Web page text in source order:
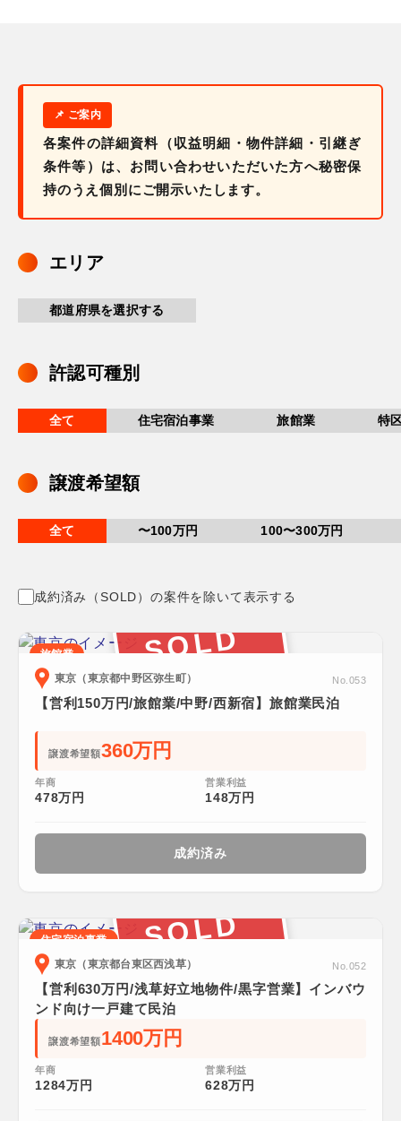
各案件の詳細資料（収益明細・物件詳細・引継ぎ
条件等）は、お問い合わせいただいた方へ秘密保
持のうえ個別にご開示いたします。
エリア
都道府県を選択する
許認可種別
全て 住宅宿泊事業 旅館業 特
譲渡希望額
全て 〜100万円 100〜300万円
成約済み（SOLD）の案件を除いて表示する
SOLD
旅館業
東京（東京都中野区弥生町）
No.053
【営利150万円/旅館業/中野/西新宿】旅館業民泊
譲渡希望額360万円
年商
478万円
営業利益
148万円
成約済み
SOLD
住宅宿泊事業
東京（東京都台東区西浅草）
No.052
【営利630万円/浅草好立地物件/黒字営業】インバウ
ンド向け一戸建て民泊
譲渡希望額1400万円
年商
1284万円
営業利益
628万円